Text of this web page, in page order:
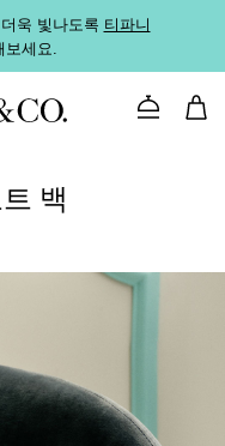
욱 빛나도록 티파니
보세요.
문의하기
백